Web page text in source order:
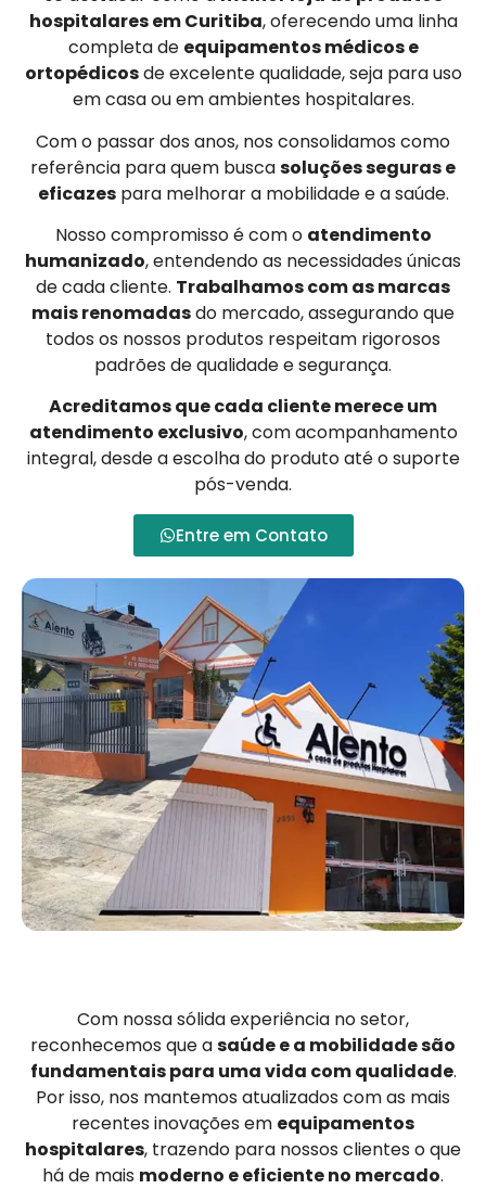
hospitalares em Curitiba, oferecendo uma linha
completa de equipamentos médicos e
ortopédicosde excelente qualidade, seja para uso
em casa ou em ambientes hospitalares.
Com o passar dos anos, nos consolidamos como
referência para quem buscasoluções seguras e
eficazespara melhorar a mobilidade e a saúde.
Nosso compromisso é com o atendimento
humanizado, entendendo as necessidades únicas
de cada cliente. Trabalhamos com as marcas
mais renomadasdo mercado, assegurando que
todos os nossos produtos respeitam rigorosos
padrões de qualidade e segurança.
Acreditamos que cada cliente merece um
atendimento exclusivo, com acompanhamento
integral, desde a escolha do produto até o suporte
pós-venda.
Entre em Contato
Com nossa sólida experiência no setor,
reconhecemos que asaúde e a mobilidade são
fundamentais para uma vida com qualidade.
Por isso, nos mantemos atualizados com as mais
recentes inovações em equipamentos
hospitalares, trazendo para nossos clientes o que
há de mais moderno e eficiente no mercado.